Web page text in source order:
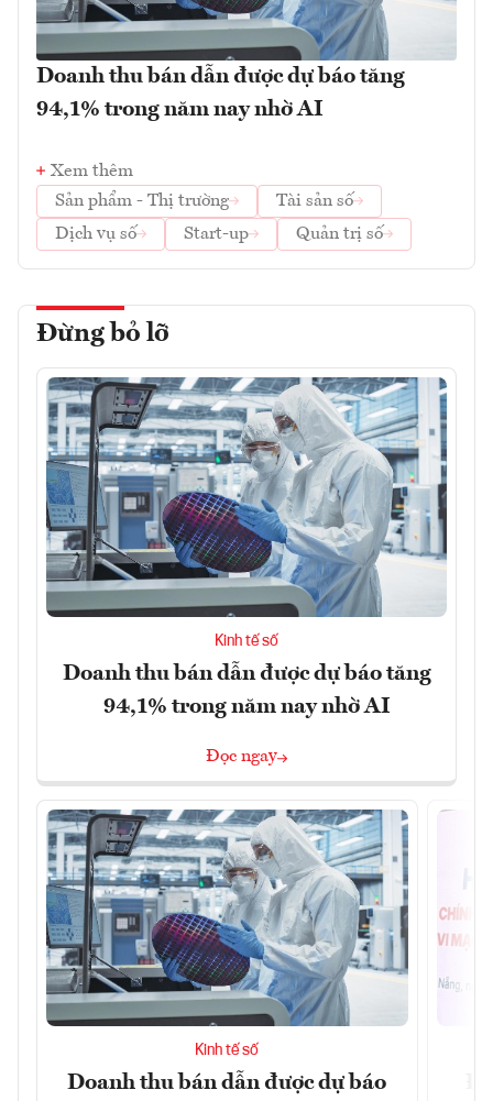
Doanh thu bán dẫn được dự báo tăng
94,1% trong năm nay nhờ AI
Xem thêm
Sản phẩm - Thị trường
Tài sản số
Dịch vụ số
Start-up Quản trị số
Đừng bỏ lỡ
Kinh tế số
Doanh thu bán dẫn được dự báo tăng
94,1% trong năm nay nhờ AI
Đọc ngay
Kinh tế số
Doanh thu bán dẫn được dự báo